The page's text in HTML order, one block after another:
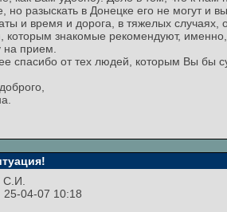
но разыскать в Донецке его не могут и
и время и дорога, в тяжелых
которым знакомые рекомендуют, именно,
на прием.
спасибо от тех людей, которым Вы бы
С.И.
04-07 10:18